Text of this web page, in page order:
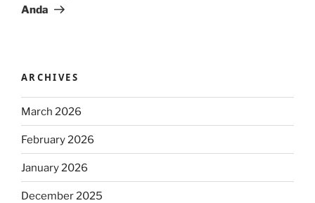
Anda
ARCHIVES
March 2026
February 2026
January 2026
December 2025